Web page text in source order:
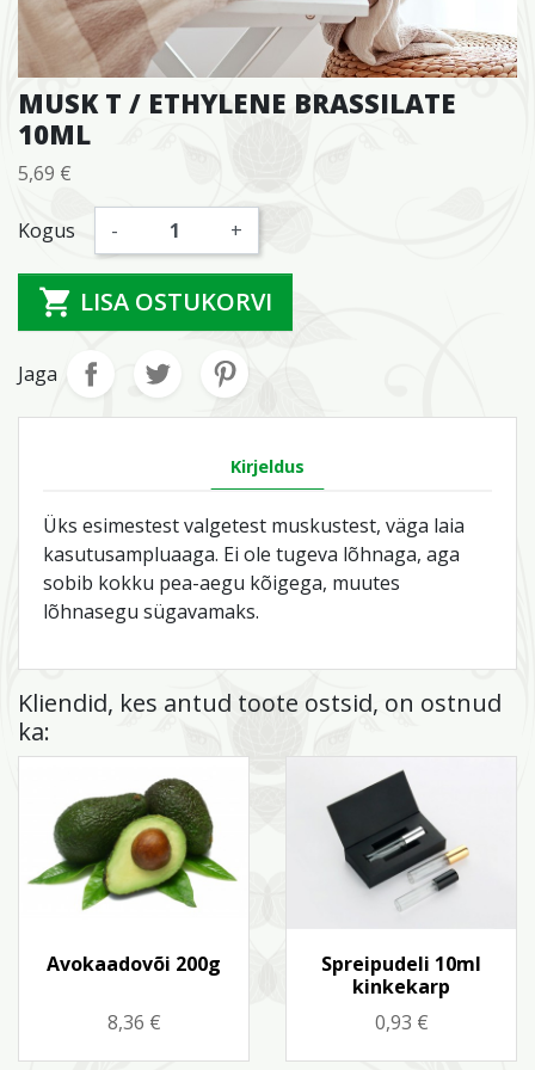
MUSK T / ETHYLENE BRASSILATE
10ML
5,69 €
Maksudega
Kogus
- +
 LISA OSTUKORVI
Jaga
KirjeldusToote üksikasjad
Üks esimestest valgetest muskustest, väga laia
kasutusampluaaga. Ei ole tugeva lõhnaga, aga
sobib kokku pea-aegu kõigega, muutes
lõhnasegu sügavamaks.
Kliendid, kes antud toote ostsid, on ostnud
ka:
 Kiirvaade
Avokaadovõi 200g
Hind
8,36 €
 Kiirvaade
Spreipudeli 10ml
kinkekarp
Hind
0,93 €